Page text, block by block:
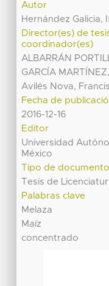
Autor
Hernández Galicia,
Director(es) de
coordinador(es)
ALBARRÁN
GARCÍA
Avilés Nova,
Fecha de
2016-12-16
Editor
Universidad
México
Tipo de documento
Tesis de
Palabras clave
Melaza
Maíz
concentrado